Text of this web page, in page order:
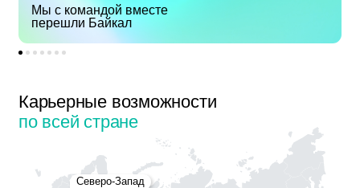
Мы с командой вместе
перешли Байкал
Карьерные возможности
по всей стране
Северо-Запад